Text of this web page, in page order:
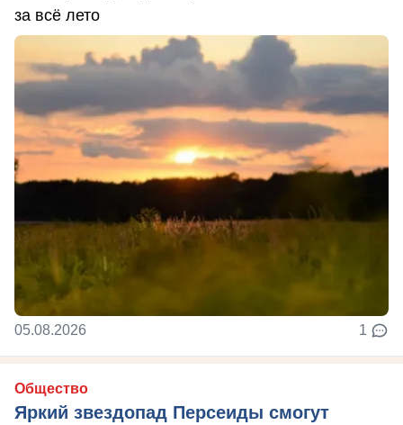
за всё лето
05.08.2026 1
Общество
Яркий звездопад Персеиды смогут